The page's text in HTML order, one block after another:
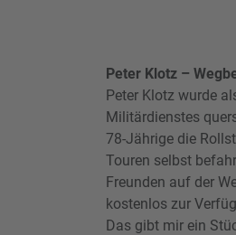
Peter Klotz –
Peter Klotz wurde
Militärdienstes
78-Jährige die
Touren selbst
Freunden auf der
kostenlos zur
Das gibt mir ein